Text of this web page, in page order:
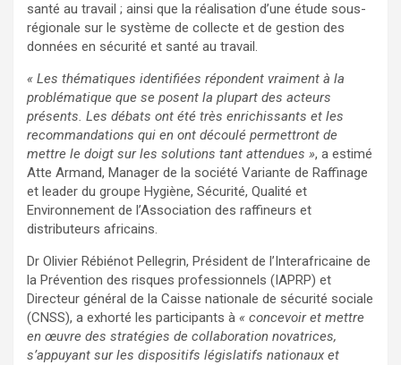
santé au travail ; ainsi que la réalisation d’une étude sous-
régionale sur le système de collecte et de gestion des
données en sécurité et santé au travail.
« Les thématiques identifiées répondent vraiment à la
problématique que se posent la plupart des acteurs
présents. Les débats ont été très enrichissants et les
recommandations qui en ont découlé permettront de
mettre le doigt sur les solutions tant attendues », a estimé
Atte Armand, Manager de la société Variante de Raffinage
et leader du groupe Hygiène, Sécurité, Qualité et
Environnement de l’Association des raffineurs et
distributeurs africains.
Dr Olivier Rébiénot Pellegrin, Président de l’Interafricaine de
la Prévention des risques professionnels (IAPRP) et
Directeur général de la Caisse nationale de sécurité sociale
(CNSS), a exhorté les participants à « concevoir et mettre
en œuvre des stratégies de collaboration novatrices,
s’appuyant sur les dispositifs législatifs nationaux et